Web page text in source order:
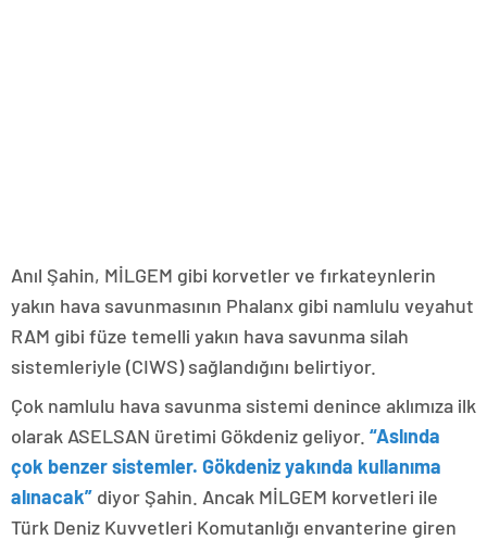
Anıl Şahin, MİLGEM gibi korvetler ve fırkateynlerin
yakın hava savunmasının Phalanx gibi namlulu veyahut
RAM gibi füze temelli yakın hava savunma silah
sistemleriyle (CIWS) sağlandığını belirtiyor.
Çok namlulu hava savunma sistemi denince aklımıza ilk
olarak ASELSAN üretimi Gökdeniz geliyor. “Aslında
çok benzer sistemler. Gökdeniz yakında kullanıma
alınacak” diyor Şahin. Ancak MİLGEM korvetleri ile
Türk Deniz Kuvvetleri Komutanlığı envanterine giren